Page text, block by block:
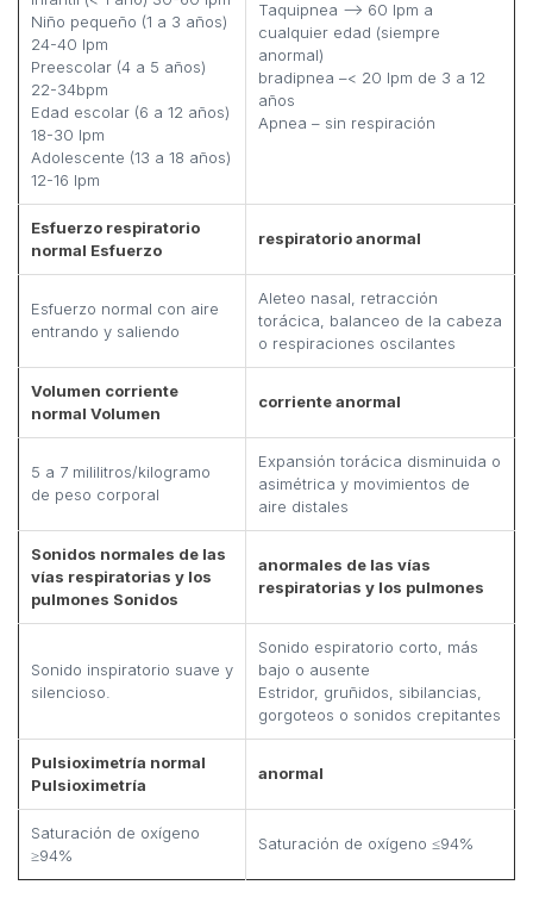
Niño pequeño (1 a 3 años)
24-40 lpm
Preescolar (4 a 5 años)
22-34bpm
Edad escolar (6 a 12 años)
18-30 lpm
Adolescente (13 a 18 años)
12-16 lpm
Taquipnea –> 60 lpm a
cualquier edad (siempre
anormal)
bradipnea –< 20 lpm de 3 a 12
años
Apnea – sin respiración
Esfuerzo respiratorio
normal Esfuerzo
respiratorio anormal
Esfuerzo normal con aire
entrando y saliendo
Aleteo nasal, retracción
torácica, balanceo de la cabeza
o respiraciones oscilantes
Volumen corriente
normal Volumen
corriente anormal
5 a 7 mililitros/kilogramo
de peso corporal
Expansión torácica disminuida o
asimétrica y movimientos de
aire distales
Sonidos normales de las
vías respiratorias y los
pulmones Sonidos
anormales de las vías
respiratorias y los pulmones
Sonido inspiratorio suave y
silencioso.
Sonido espiratorio corto, más
bajo o ausente
Estridor, gruñidos, sibilancias,
gorgoteos o sonidos crepitantes
Pulsioximetría normal
Pulsioximetría
anormal
Saturación de oxígeno
≥94%
Saturación de oxígeno ≤94%